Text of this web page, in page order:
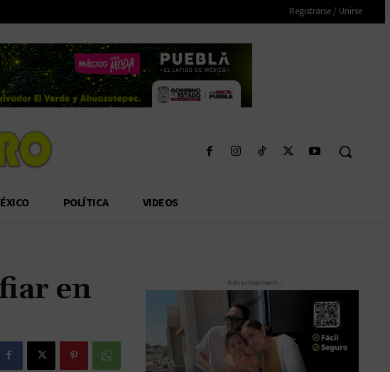
Registrarse / Unirse
POLÍTICA VIDEOS
en
- Advertisement -